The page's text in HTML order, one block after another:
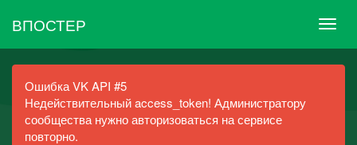
ВПОСТЕР
Ошибка VK API #5
Недействительный access_token! Администратору
сообщества нужно авторизоваться на сервисе
повторно.